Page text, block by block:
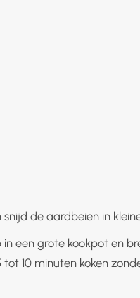
de aardbeien in
een grote kookpot en
10 minuten koken